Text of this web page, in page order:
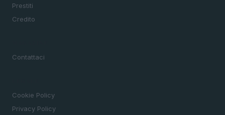
Prestiti
Credito
Contattaci
Cookie Policy
Privacy Policy